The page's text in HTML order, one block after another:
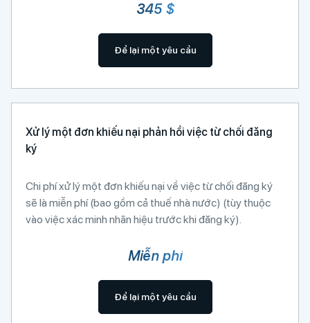
345 $
Để lại một yêu cầu
Xử lý một đơn khiếu nại phản hồi việc từ chối đăng
ký
Chi phí xử lý một đơn khiếu nại về việc từ chối đăng ký
sẽ là miễn phí (bao gồm cả thuế nhà nước) (tùy thuộc
vào việc xác minh nhãn hiệu trước khi đăng ký).
Miễn phí
Để lại một yêu cầu